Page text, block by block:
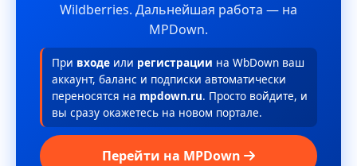
Wildberries. Дальнейшая работа — на
MPDown.
При входе или регистрации на WbDown ваш
аккаунт, баланс и подписки автоматически
переносятся на mpdown.ru. Просто войдите, и
вы сразу окажетесь на новом портале.
Перейти на MPDown